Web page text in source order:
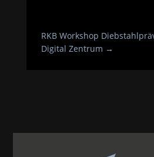
RKB Workshop
Digital Zentrum →